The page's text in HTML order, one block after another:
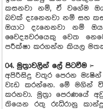
කසනවා නම්, ඒ වගේම
බවක් දැනෙනවා නම් සහ
ඔයාට දැනෙනවා නම්
වෛද්‍යවරයෙකු වෙත
පරීක්ෂා කරගන්න කියල
04. මුත්‍රාවලින් ලේ පිටවීම :-
අපිරිසිදු වතුර පෙරන
වැඩ කරන්නෙ. මේ මගින්
කරනවා. මුත්‍රා
තියෙන රතු රුධිරානු